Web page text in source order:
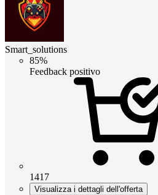
Smart_solutions
85%
Feedback positivo
1417
Visualizza i dettagli dell'offerta